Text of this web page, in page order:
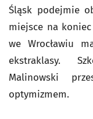
Śląsk podejmie
miejsce na
we Wrocławiu
ekstraklasy.
Malinowski
optymizmem.